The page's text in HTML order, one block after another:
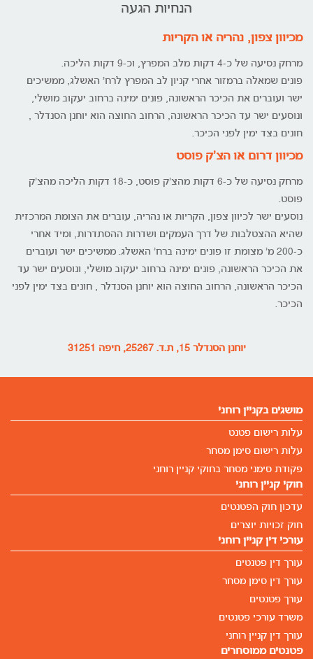
הנחיות הגעה
מכיוון צפון, נהריה או הקריות
מרחק נסיעה של כ-4 דקות מלב המפרץ, וכ-9 דקות הליכה.
פונים שמאלה ברמזור אחרי קניון לב המפרץ לרח' האשלג, ממשיכים
ישר ועוברים את הכיכר הראשונה, פונים ימינה ברחוב יעקוב מושלי,
ונוסעים ישר עד הכיכר הראשונה, הרחוב החוצה הוא יוחנן הסנדלר ,
חונים בצד ימין לפני הכיכר.
מכיוון דרום או הצ'ק פוסט
מרחק נסיעה של כ-6 דקות מהצ'ק פוסט, כ-18 דקות הליכה מהצ'ק
פוסט.
נוסעים ישר לכיוון צפון, הקריות או נהריה, עוברים את הצומת המרכזית
שהיא ההצטלבות של דרך העמקים ושדרות ההסתדרות, ומיד אחרי
כ-200 מ' מצומת זו פונים ימינה ברח' האשלג. ממשיכים ישר ועוברים
את הכיכר הראשונה, פונים ימינה ברחוב יעקוב מושלי, ונוסעים ישר עד
הכיכר הראשונה, הרחוב החוצה הוא יוחנן הסנדלר , חונים בצד ימין לפני
הכיכר.
יוחנן הסנדלר 15, ת.ד. 25267, חיפה 31251
מושגים בקניין רוחני
עלות רישום פטנט
עלות רישום סימן מסחר
פקודת סימני מסחר בחוקי קניין רוחני
חוקי קניין רוחני
עדכון חוק הפטנטים
חוק זכויות יוצרים
עורכי דין קניין רוחני
עורך דין פטנטים
עורך דין סימן מסחר
עורך פטנטים
משרד עורכי פטנטים
עורך דין קניין רוחני
פטנטים ממוסחרים